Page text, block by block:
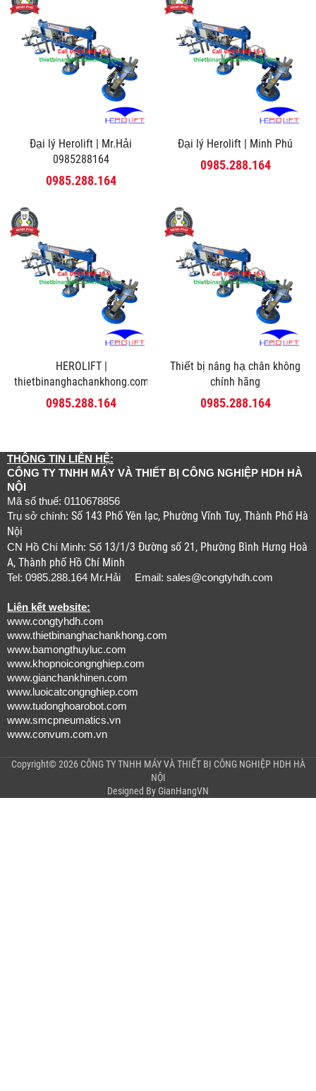
Đại lý Herolift | Mr.Hải
0985288164
0985.288.164
Đại lý Herolift | Minh Phú
0985.288.164
HEROLIFT |
thietbinanghachankhong.com
0985.288.164
Thiết bị nâng hạ chân không
chính hãng
0985.288.164
THÔNG TIN LIÊN HỆ:
CÔNG TY TNHH MÁY VÀ THIẾT BỊ CÔNG NGHIỆP HDH HÀ
NỘI
Mã số thuế: 0110678856
Trụ sở chính: Số 143 Phố Yên lạc, Phường Vĩnh Tuy, Thành Phố Hà
Nội
CN Hồ Chí Minh: Số 13/1/3 Đường số 21, Phường Bình Hưng Hoà
A, Thành phố Hồ Chí Minh
Tel: 0985.288.164 Mr.Hải Email: sales@congtyhdh.com
Liên kết website:
www.congtyhdh.com
www.thietbinanghachankhong.com
www.bamongthuyluc.com
www.khopnoicongnghiep.com
www.gianchankhinen.com
www.luoicatcongnghiep.com
www.tudonghoarobot.com
www.smcpneumatics.vn
www.convum.com.vn
Copyright© 2026 CÔNG TY TNHH MÁY VÀ THIẾT BỊ CÔNG NGHIỆP HDH HÀ
NỘI
Designed By GianHangVN